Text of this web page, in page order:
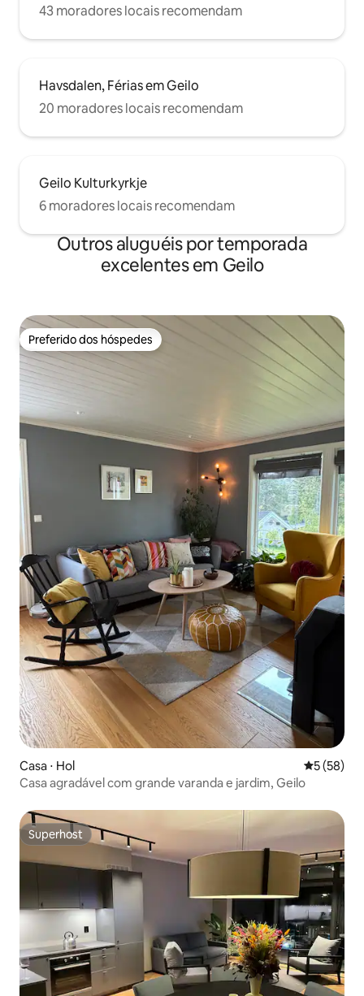
43 moradores locais recomendam
Havsdalen, Férias em Geilo
20 moradores locais recomendam
Geilo Kulturkyrkje
6 moradores locais recomendam
Outros aluguéis por temporada
excelentes em Geilo
Preferido dos hóspedes
Preferido dos hóspedes
Casa ⋅ Hol 5 de uma
5 (58)
Casa agradável com grande varanda e jardim, Geilo
Superhost
Superhost